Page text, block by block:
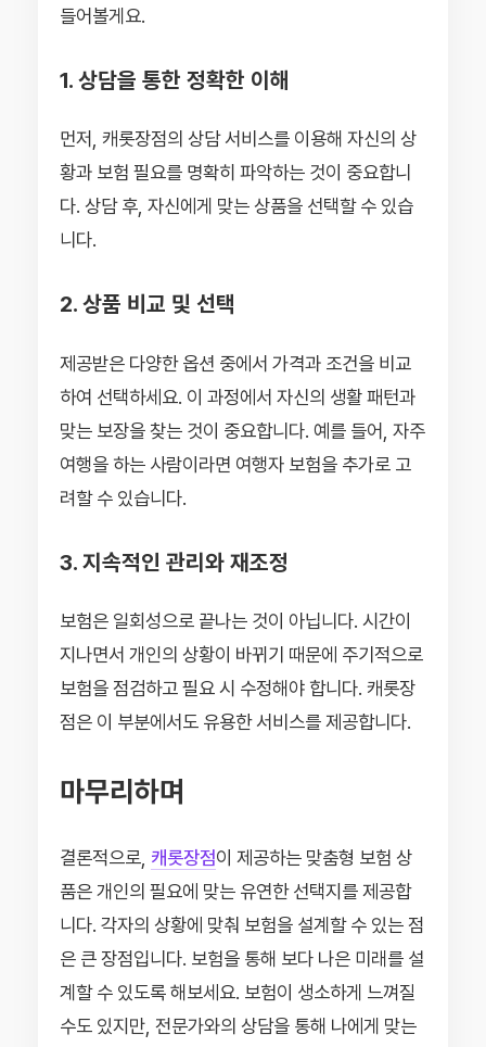
들어볼게요.
1. 상담을 통한 정확한 이해
먼저, 캐롯장점의 상담 서비스를 이용해 자신의 상
황과 보험 필요를 명확히 파악하는 것이 중요합니
다. 상담 후, 자신에게 맞는 상품을 선택할 수 있습
니다.
2. 상품 비교 및 선택
제공받은 다양한 옵션 중에서 가격과 조건을 비교
하여 선택하세요. 이 과정에서 자신의 생활 패턴과
맞는 보장을 찾는 것이 중요합니다. 예를 들어, 자주
여행을 하는 사람이라면 여행자 보험을 추가로 고
려할 수 있습니다.
3. 지속적인 관리와 재조정
보험은 일회성으로 끝나는 것이 아닙니다. 시간이
지나면서 개인의 상황이 바뀌기 때문에 주기적으로
보험을 점검하고 필요 시 수정해야 합니다. 캐롯장
점은 이 부분에서도 유용한 서비스를 제공합니다.
마무리하며
결론적으로, 캐롯장점이 제공하는 맞춤형 보험 상
품은 개인의 필요에 맞는 유연한 선택지를 제공합
니다. 각자의 상황에 맞춰 보험을 설계할 수 있는 점
은 큰 장점입니다. 보험을 통해 보다 나은 미래를 설
계할 수 있도록 해보세요. 보험이 생소하게 느껴질
수도 있지만, 전문가와의 상담을 통해 나에게 맞는